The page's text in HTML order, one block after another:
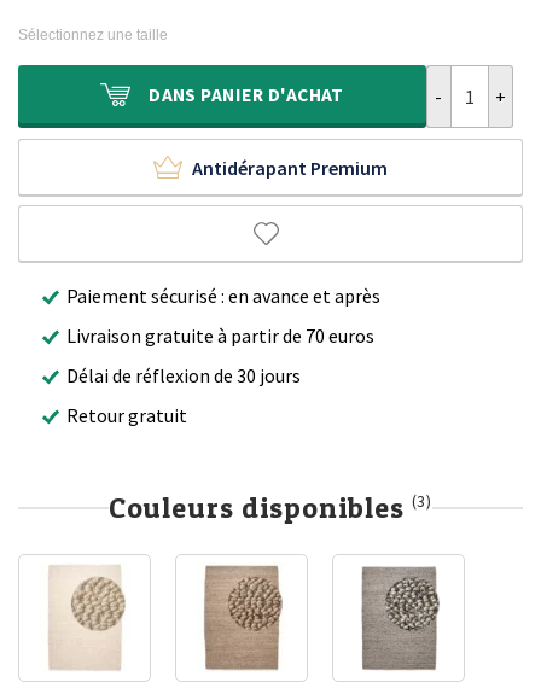
1.000,00 €.
639,90 €.
Sélectionnez une taille
DANS PANIER D'ACHAT
Antidérapant Premium
Paiement sécurisé : en avance et après
Livraison gratuite à partir de 70 euros
Délai de réflexion de 30 jours
Retour gratuit
Couleurs disponibles (3)